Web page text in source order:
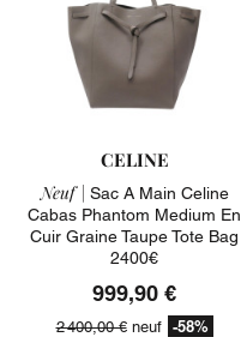
CELINE
Neuf | Sac A Main Celine
Cabas Phantom Medium En
Cuir Graine Taupe Tote Bag
2400€
999,90 €
2 400,00 €neuf -58%